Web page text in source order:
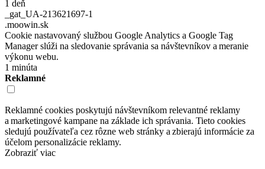
1 deň
_gat_UA-213621697-1
.moowin.sk
Cookie nastavovaný službou Google Analytics a Google Tag
Manager slúži na sledovanie správania sa návštevníkov a meranie
výkonu webu.
1 minúta
Reklamné
Reklamné cookies poskytujú návštevníkom relevantné reklamy
a marketingové kampane na základe ich správania. Tieto cookies
sledujú používateľa cez rôzne web stránky a zbierajú informácie za
účelom personalizácie reklamy.
Zobraziť viac